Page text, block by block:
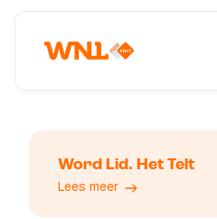
Word Lid. Het Telt
Lees meer